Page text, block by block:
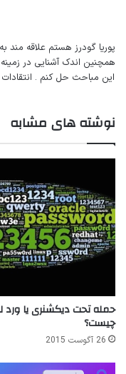
پوریا گودرز هستم‌ علاقه مند
همچنین اندک آشنایی در
این مباحث حل کنم .
نوشته های مشابه
حمله تحت دیکشنری یا
چیست؟
26 آگوست 2015